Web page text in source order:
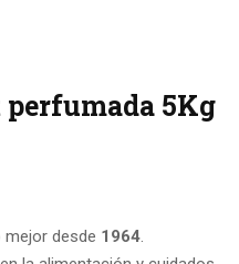
5Kg
desde 1964